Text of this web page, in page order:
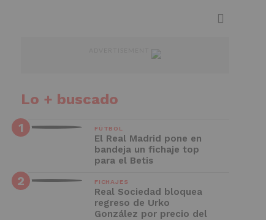
Lo + buscado
FÚTBOL
El Real Madrid pone en
bandeja un fichaje top
para el Betis
FICHAJES
Real Sociedad bloquea
regreso de Urko
González por precio del